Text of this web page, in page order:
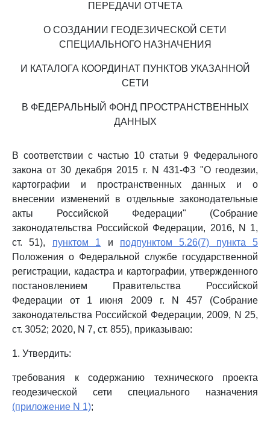
ПЕРЕДАЧИ ОТЧЕТА
О СОЗДАНИИ ГЕОДЕЗИЧЕСКОЙ СЕТИ
СПЕЦИАЛЬНОГО НАЗНАЧЕНИЯ
И КАТАЛОГА КООРДИНАТ ПУНКТОВ УКАЗАННОЙ
СЕТИ
В ФЕДЕРАЛЬНЫЙ ФОНД ПРОСТРАНСТВЕННЫХ
ДАННЫХ
В соответствии с частью 10 статьи 9 Федерального
закона от 30 декабря 2015 г. N 431-ФЗ "О геодезии,
картографии и пространственных данных и о
внесении изменений в отдельные законодательные
акты Российской Федерации" (Собрание
законодательства Российской Федерации, 2016, N 1,
ст. 51), пунктом 1 и подпунктом 5.26(7) пункта 5
Положения о Федеральной службе государственной
регистрации, кадастра и картографии, утвержденного
постановлением Правительства Российской
Федерации от 1 июня 2009 г. N 457 (Собрание
законодательства Российской Федерации, 2009, N 25,
ст. 3052; 2020, N 7, ст. 855), приказываю:
1. Утвердить:
требования к содержанию технического проекта
геодезической сети специального назначения
(приложение N 1);